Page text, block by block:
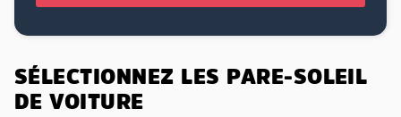
SÉLECTIONNEZ LES PARE-SOLEIL
DE VOITURE